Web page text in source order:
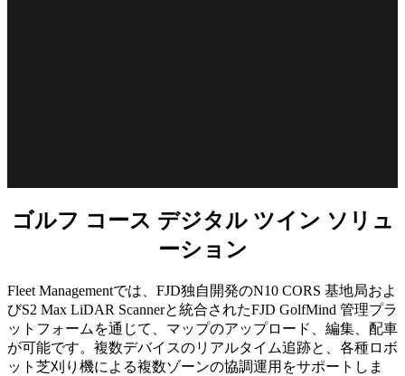
ゴルフ コース デジタル ツイン ソリュ
ーション
Fleet Managementでは、FJD独自開発のN10 CORS 基地局およ
びS2 Max LiDAR Scannerと統合されたFJD GolfMind 管理プラ
ットフォームを通じて、マップのアップロード、編集、配車
が可能です。複数デバイスのリアルタイム追跡と、各種ロボ
ット芝刈り機による複数ゾーンの協調運用をサポートしま